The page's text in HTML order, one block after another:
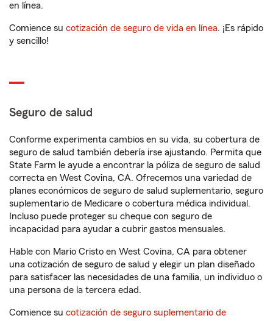
en línea.
Comience su cotización de seguro de vida en línea. ¡Es rápido
y sencillo!
Seguro de salud
Conforme experimenta cambios en su vida, su cobertura de
seguro de salud también debería irse ajustando. Permita que
State Farm le ayude a encontrar la póliza de seguro de salud
correcta en West Covina, CA. Ofrecemos una variedad de
planes económicos de seguro de salud suplementario, seguro
suplementario de Medicare o cobertura médica individual.
Incluso puede proteger su cheque con seguro de
incapacidad para ayudar a cubrir gastos mensuales.
Hable con Mario Cristo en West Covina, CA para obtener
una cotización de seguro de salud y elegir un plan diseñado
para satisfacer las necesidades de una familia, un individuo o
una persona de la tercera edad.
Comience su cotización de seguro suplementario de